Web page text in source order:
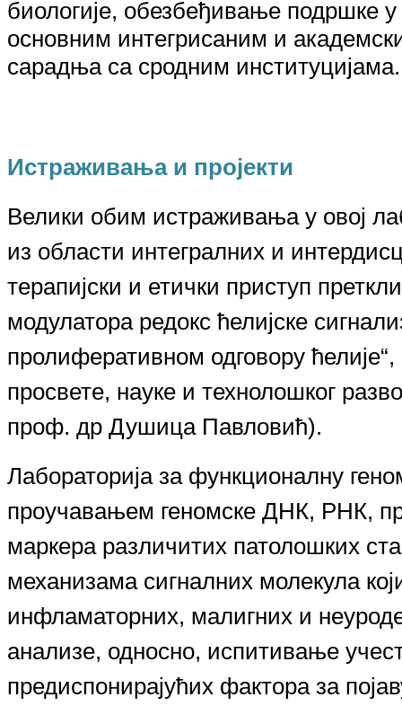
биологије, обезбеђивање подршке
основним интегрисаним и
сарадња са сродним институцијама.
Истраживања и пројекти
Велики обим истраживања у овој
из области интегралних и
терапијски и етички приступ прет
модулатора редокс ћелијске
пролиферативном одговору ћелије“,
просвете, науке и технолошког
проф. др ДушицаПавловић).
Лабораторија за функционалну
проучавањем геномске ДНК, РНК,
маркера различитих патолошких
механизама сигналних молекула
инфламаторних, малигних и
анализе, односно, испитивање
предиспонирајућих фактора за